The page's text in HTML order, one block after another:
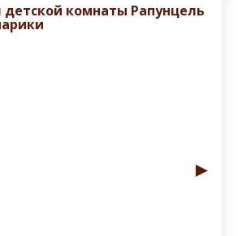
комнаты Рапунцель
►